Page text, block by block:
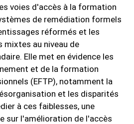
voies d'accès à la formation
de remédiation formels
réformés et les
au niveau de
Elle met en évidence les
et de la formation
(EFTP), notamment la
et les disparités
à ces faiblesses, une
sur l'amélioration de l'accès